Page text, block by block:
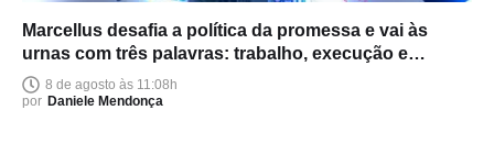
Marcellus desafia a política da promessa e vai às
urnas com três palavras: trabalho, execução e
entrega
8 de agosto às 11:08h
por Daniele Mendonça